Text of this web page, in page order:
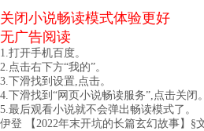
关闭小说畅读模式体验更好
无广告阅读
1.打开手机百度。
2.点击右下方“我的”。
3.下滑找到设置,点击。
4.下滑找到“网页小说畅读服务”,点击关闭。
5.最后观看小说就不会弹出畅读模式了。
伊登 【2022年末开坑的长篇玄幻故事】§